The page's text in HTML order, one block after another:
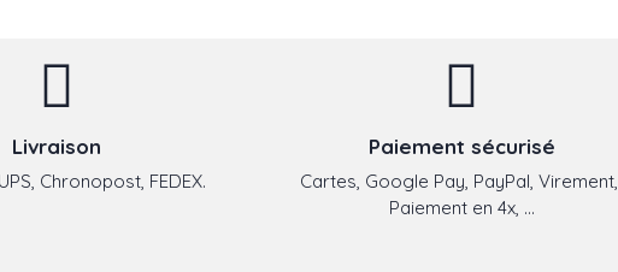
Livraison
Chronopost, FEDEX.
Paiement sécurisé
Cartes, Google Pay, PayPal, Virement,
Paiement en 4x, ...